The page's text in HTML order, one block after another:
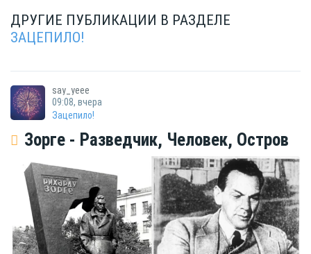
ДРУГИЕ ПУБЛИКАЦИИ В РАЗДЕЛЕ
ЗАЦЕПИЛО!
say_yeee
09:08, вчера
Зацепило!
Зорге - Разведчик, Человек, Остров